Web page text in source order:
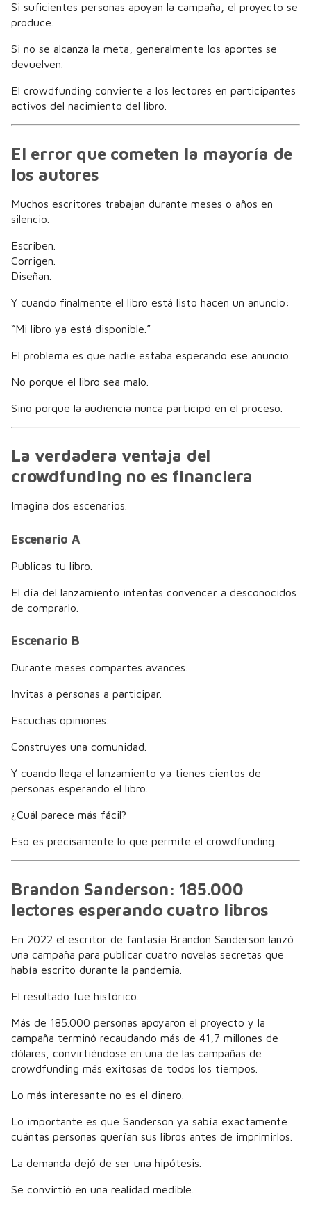
Si suficientes personas apoyan la campaña, el proyecto se
produce.
Si no se alcanza la meta, generalmente los aportes se
devuelven.
El crowdfunding convierte a los lectores en participantes
activos del nacimiento del libro.
El error que cometen la mayoría de
los autores
Muchos escritores trabajan durante meses o años en
silencio.
Escriben.
Corrigen.
Diseñan.
Y cuando finalmente el libro está listo hacen un anuncio:
“Mi libro ya está disponible.”
El problema es que nadie estaba esperando ese anuncio.
No porque el libro sea malo.
Sino porque la audiencia nunca participó en el proceso.
La verdadera ventaja del
crowdfunding no es financiera
Imagina dos escenarios.
Escenario A
Publicas tu libro.
El día del lanzamiento intentas convencer a desconocidos
de comprarlo.
Escenario B
Durante meses compartes avances.
Invitas a personas a participar.
Escuchas opiniones.
Construyes una comunidad.
Y cuando llega el lanzamiento ya tienes cientos de
personas esperando el libro.
¿Cuál parece más fácil?
Eso es precisamente lo que permite el crowdfunding.
Brandon Sanderson: 185.000
lectores esperando cuatro libros
En 2022 el escritor de fantasía Brandon Sanderson lanzó
una campaña para publicar cuatro novelas secretas que
había escrito durante la pandemia.
El resultado fue histórico.
Más de 185.000 personas apoyaron el proyecto y la
campaña terminó recaudando más de 41,7 millones de
dólares, convirtiéndose en una de las campañas de
crowdfunding más exitosas de todos los tiempos.
Lo más interesante no es el dinero.
Lo importante es que Sanderson ya sabía exactamente
cuántas personas querían sus libros antes de imprimirlos.
La demanda dejó de ser una hipótesis.
Se convirtió en una realidad medible.